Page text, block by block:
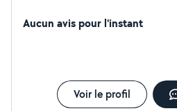
Aucun avis pour l'instant
Voir le profil